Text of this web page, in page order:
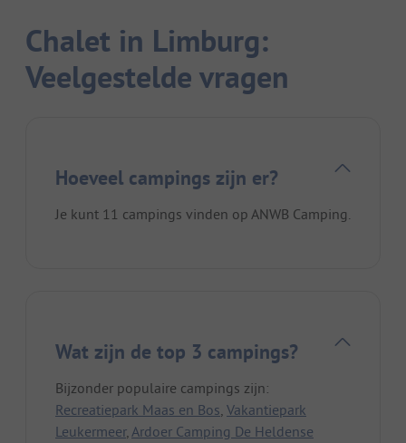
Chalet in Limburg:
Veelgestelde vragen
Hoeveel campings zijn er?
Je kunt 11 campings vinden op ANWB Camping.
Wat zijn de top 3 campings?
Bijzonder populaire campings zijn:
Recreatiepark Maas en Bos, Vakantiepark
Leukermeer,Ardoer Camping De Heldense